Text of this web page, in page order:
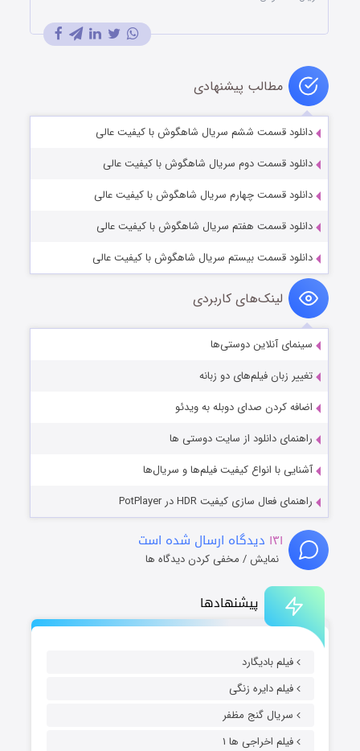
پیشنهادها
فیلم بادیگارد
فیلم دایره زنگی
سریال گنج مظفر
فیلم اخراجی ها ۱
مطالب پیشنهادی
دانلود قسمت ششم سریال شاهگوش با کیفیت عالی
دانلود قسمت دوم سریال شاهگوش با کیفیت عالی
دانلود قسمت چهارم سریال شاهگوش با کیفیت عالی
دانلود قسمت هفتم سریال شاهگوش با کیفیت عالی
دانلود قسمت بیستم سریال شاهگوش با کیفیت عالی
لینک‌های کاربردی
سینمای آنلاین دوستی‌ها
تغییر زبان فیلم‌های دو زبانه
اضافه کردن صدای دوبله به ویدئو
راهنمای دانلود از سایت دوستی ها
آشنایی با انواع کیفیت فیلم‌ها و سریال‌ها
راهنمای فعال سازی کیفیت HDR در PotPlayer
۱۳۱ دیدگاه ارسال شده است
نمایش / مخفی کردن دیدگاه ها